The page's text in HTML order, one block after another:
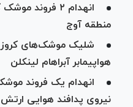
انهدام ۲
منطقه آوج
شلیک موشک‌های کروز
هواپیمابر آبراهام لینکلن
انهدام یک فروند
نیروی پدافند هوایی